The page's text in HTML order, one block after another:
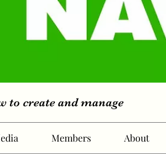
to create and manage
Members About